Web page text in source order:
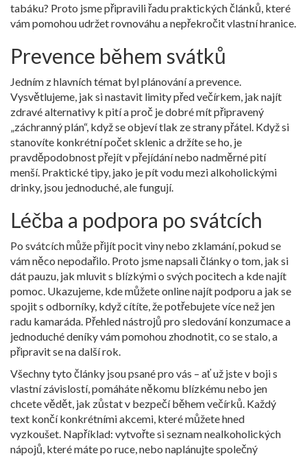
tabáku? Proto jsme připravili řadu praktických článků, které
vám pomohou udržet rovnováhu a nepřekročit vlastní hranice.
Prevence během svátků
Jedním z hlavních témat byl plánování a prevence.
Vysvětlujeme, jak si nastavit limity před večírkem, jak najít
zdravé alternativy k pití a proč je dobré mít připravený
„záchranný plán“, když se objeví tlak ze strany přátel. Když si
stanovíte konkrétní počet sklenic a držíte se ho, je
pravděpodobnost přejít v přejídání nebo nadměrné pití
menší. Praktické tipy, jako je pít vodu mezi alkoholickými
drinky, jsou jednoduché, ale fungují.
Léčba a podpora po svátcích
Po svátcích může přijít pocit viny nebo zklamání, pokud se
vám něco nepodařilo. Proto jsme napsali články o tom, jak si
dát pauzu, jak mluvit s blízkými o svých pocitech a kde najít
pomoc. Ukazujeme, kde můžete online najít podporu a jak se
spojit s odborníky, když cítíte, že potřebujete více než jen
radu kamaráda. Přehled nástrojů pro sledování konzumace a
jednoduché deníky vám pomohou zhodnotit, co se stalo, a
připravit se na další rok.
Všechny tyto články jsou psané pro vás – ať už jste v boji s
vlastní závislostí, pomáháte někomu blízkému nebo jen
chcete vědět, jak zůstat v bezpečí během večírků. Každý
text končí konkrétními akcemi, které můžete hned
vyzkoušet. Například: vytvořte si seznam nealkoholických
nápojů, které máte po ruce, nebo naplánujte společný